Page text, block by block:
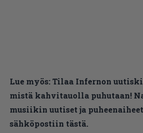
Lue myös:Tilaa Infernon
mistä kahvitauolla puhutaan!
musiikin uutiset ja
sähköpostiin tästä.